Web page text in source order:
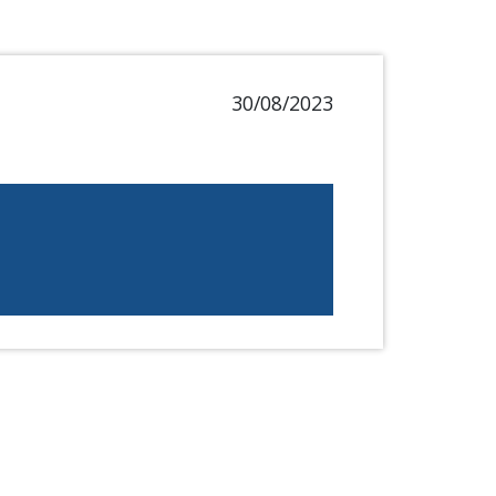
30/08/2023